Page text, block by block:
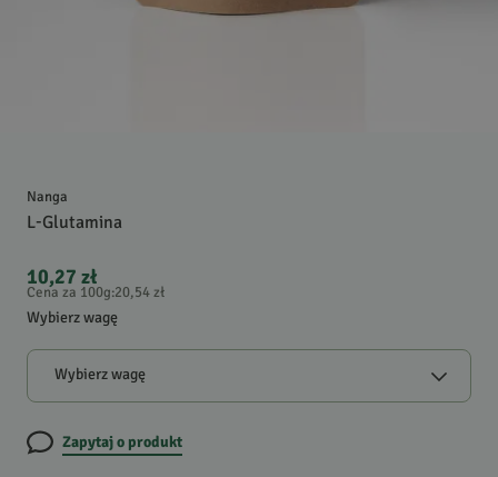
Nanga
L-Glutamina
10,27 zł
Cena za 100g:20,54 zł
Wybierz wagę
Wybierz wagę
Zapytaj o produkt